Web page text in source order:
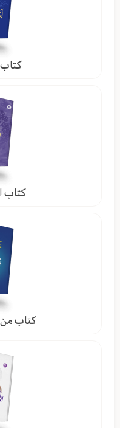
كتاب
كتاب
كتاب من